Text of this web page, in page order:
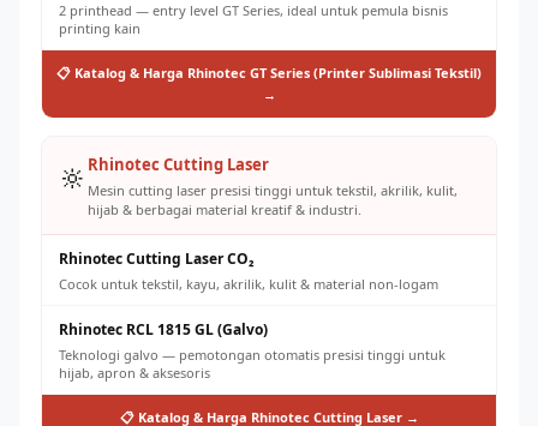
2 printhead — entry level GT Series, ideal untuk pemula bisnis
printing kain
📋 Katalog & Harga Rhinotec GT Series (Printer Sublimasi Tekstil)
→
🔆 Rhinotec Cutting Laser
Mesin cutting laser presisi tinggi untuk tekstil, akrilik, kulit,
hijab & berbagai material kreatif & industri.
Rhinotec Cutting Laser CO₂
Cocok untuk tekstil, kayu, akrilik, kulit & material non-logam
Rhinotec RCL 1815 GL (Galvo)
Teknologi galvo — pemotongan otomatis presisi tinggi untuk
hijab, apron & aksesoris
📋 Katalog & Harga Rhinotec Cutting Laser →